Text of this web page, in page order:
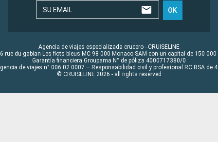
SU EMAIL OK
Agencia de viajes especializada crucero - CRUISELINE
rue du gabian Les flots bleus MC 98 000 Monaco SAM con un capital de 150 000
Garantía financiera Groupama N° de póliza 4000717380/0
de viajes n° 006 02 0007 – Responsabilidad civil y profesional RC RSA de
© CRUISELINE 2026 - all rights reserved